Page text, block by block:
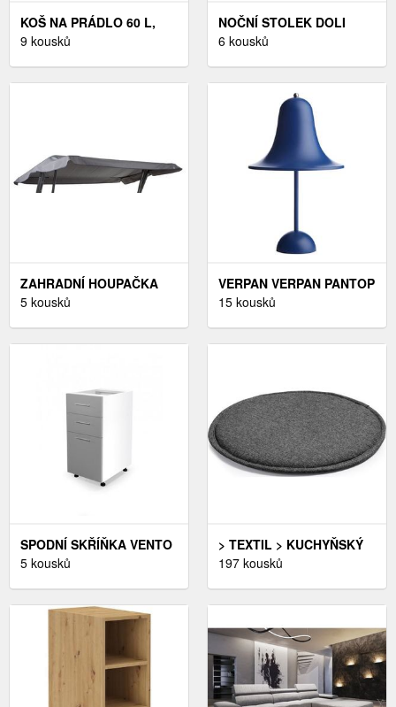
KOŠ NA PRÁDLO 60 L,
ŠEDÁ
9 kousků
NOČNÍ STOLEK DOLI
TEMPO KONDELA DUB
6 kousků
ZAHRADNÍ HOUPAČKA
CELEBES ŠEDÁ,
5 kousků
VERPAN VERPAN PANTOP
STOLNÍ LAMPA ŠEDÁ
15 kousků
SPODNÍ SKŘÍŇKA VENTO
D3S-40/82 ŠEDÁ
5 kousků
> TEXTIL > KUCHYŇSKÝ
TEXTIL > PODSEDÁKY NA
197 kousků